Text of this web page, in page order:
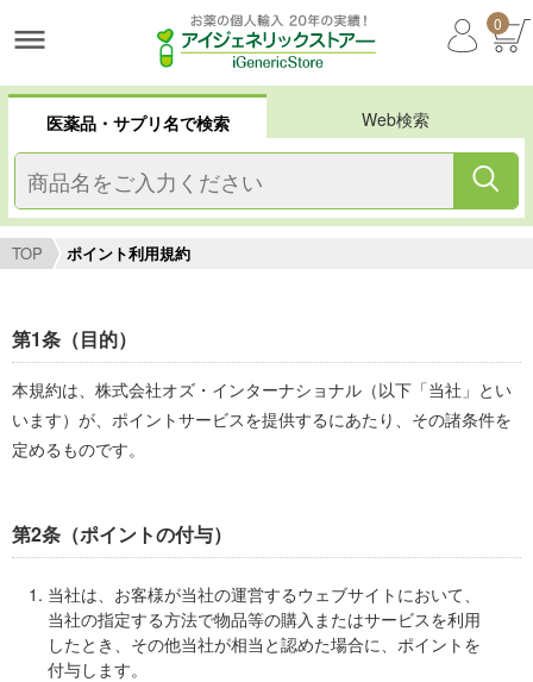
0
医薬品・サプリ名で検索 Web検索
TOP ポイント利用規約
第1条（目的）
本規約は、株式会社オズ・インターナショナル（以下「当社」とい
います）が、ポイントサービスを提供するにあたり、その諸条件を
定めるものです。
第2条（ポイントの付与）
当社は、お客様が当社の運営するウェブサイトにおいて、
当社の指定する方法で物品等の購入またはサービスを利用
したとき、その他当社が相当と認めた場合に、ポイントを
付与します。